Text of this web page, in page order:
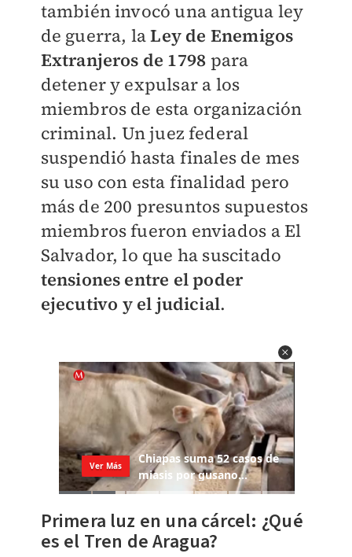
también invocó una antigua ley
de guerra, laLey de Enemigos
Extranjeros de 1798 para
detener y expulsar a los
miembros de esta organización
criminal. Un juez federal
suspendió hasta finales de mes
su uso con esta finalidad pero
más de 200 presuntos supuestos
miembros fueron enviados a El
Salvador, lo que ha suscitado
tensiones entre el poder
ejecutivo y el judicial.
Primera luz en una cárcel: ¿Qué
es el Tren de Aragua?